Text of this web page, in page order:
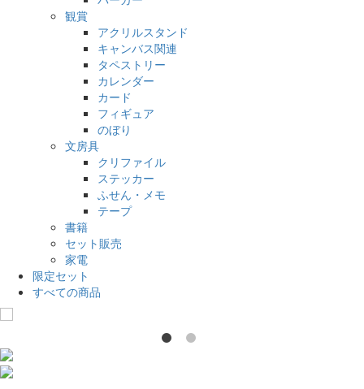
観賞
アクリルスタンド
キャンバス関連
タペストリー
カレンダー
カード
フィギュア
のぼり
文房具
クリファイル
ステッカー
ふせん・メモ
テープ
書籍
セット販売
家電
限定セット
すべての商品